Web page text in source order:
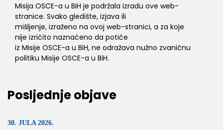
Misija OSCE-a u BiH je podržala izradu ove web-
stranice. Svako gledište, izjava ili
mišljenje, izraženo na ovoj web-stranici, a za koje
nije izričito naznačeno da potiče
iz Misije OSCE-a u BiH, ne odražava nužno zvaničnu
politiku Misije OSCE-a u BiH.
Posljednje objave
30. JULA 2026.